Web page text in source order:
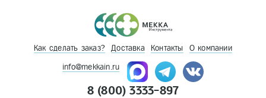
Как сделать заказ? Доставка Контакты О компании
info@mekkain.ru
8 (800) 3333-897